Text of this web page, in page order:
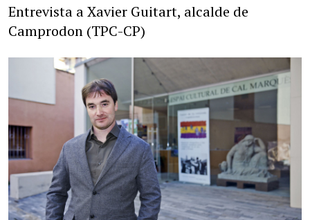
Entrevista a Xavier Guitart, alcalde de
Camprodon (TPC-CP)